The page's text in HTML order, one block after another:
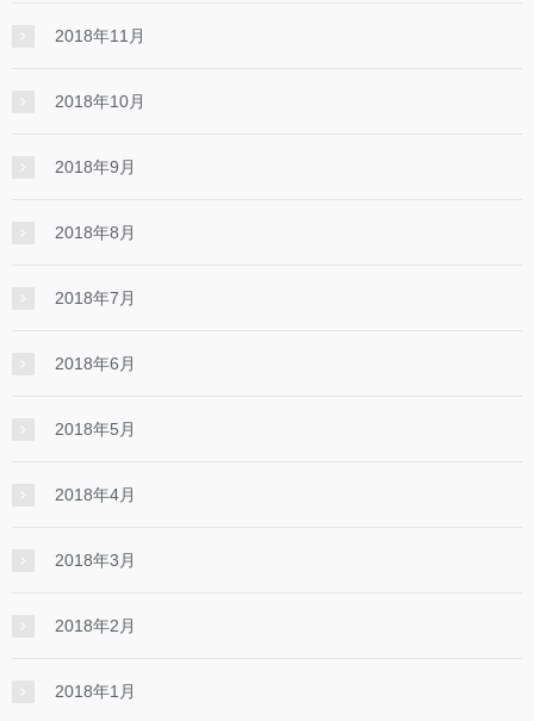
2018年11月
2018年10月
2018年9月
2018年8月
2018年7月
2018年6月
2018年5月
2018年4月
2018年3月
2018年2月
2018年1月